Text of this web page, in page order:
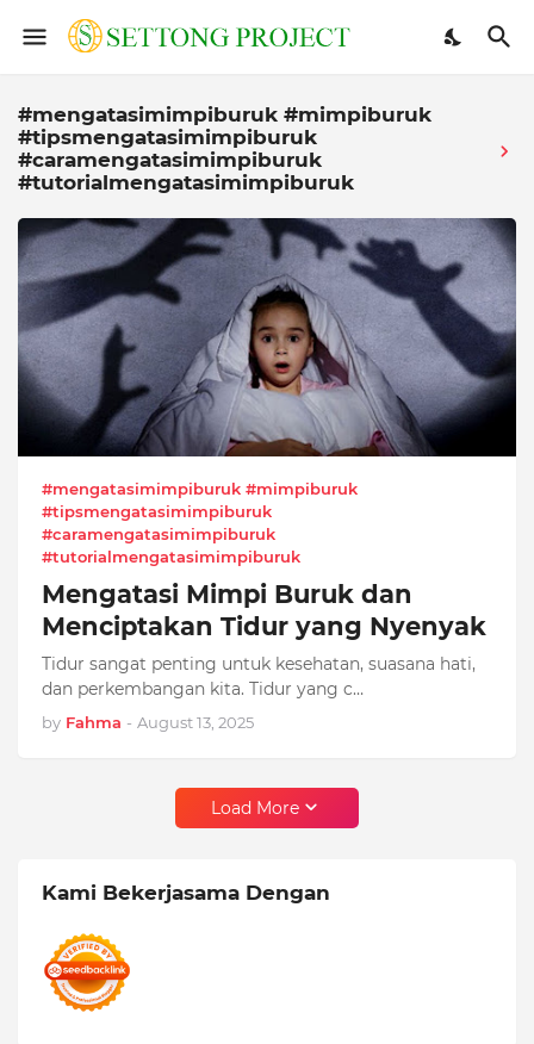
#mengatasimimpiburuk #mimpiburuk
#tipsmengatasimimpiburuk
#caramengatasimimpiburuk
#tutorialmengatasimimpiburuk
#mengatasimimpiburuk #mimpiburuk
#tipsmengatasimimpiburuk
#caramengatasimimpiburuk
#tutorialmengatasimimpiburuk
Mengatasi Mimpi Buruk dan
Menciptakan Tidur yang Nyenyak
Tidur sangat penting untuk kesehatan, suasana hati,
dan perkembangan kita. Tidur yang c…
by Fahma - August 13, 2025
Load More
Kami Bekerjasama Dengan